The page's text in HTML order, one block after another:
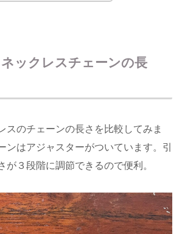
ネックレスチェーンの長
スのチェーンの長さを比較してみま
ンはアジャスターがついています。引
が３段階に調節できるので便利。